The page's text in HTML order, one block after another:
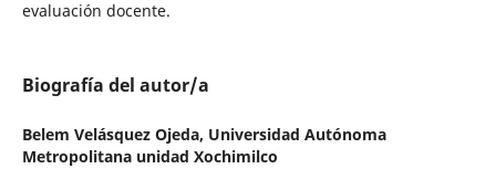
evaluación docente.
Biografía del autor/a
Belem Velásquez Ojeda, Universidad Autónoma
Metropolitana unidad Xochimilco